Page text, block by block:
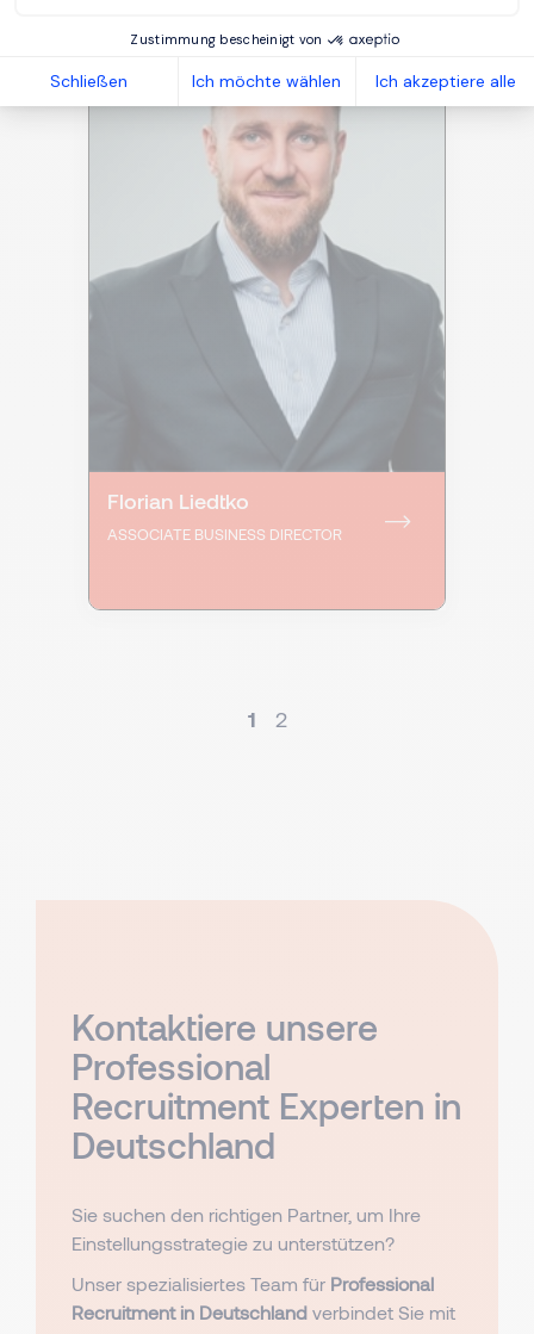
Zustimmung bescheinigt von
Schließen Ich möchte wählen Ich akzeptiere alle
Florian Liedtko
ASSOCIATE BUSINESS DIRECTOR
1 2
Kontaktiere unsere
Professional
Recruitment Experten in
Deutschland
Sie suchen den richtigen Partner, um Ihre
Einstellungsstrategie zu unterstützen?
Unser spezialisiertes Team für Professional
Recruitment in Deutschland verbindet Sie mit